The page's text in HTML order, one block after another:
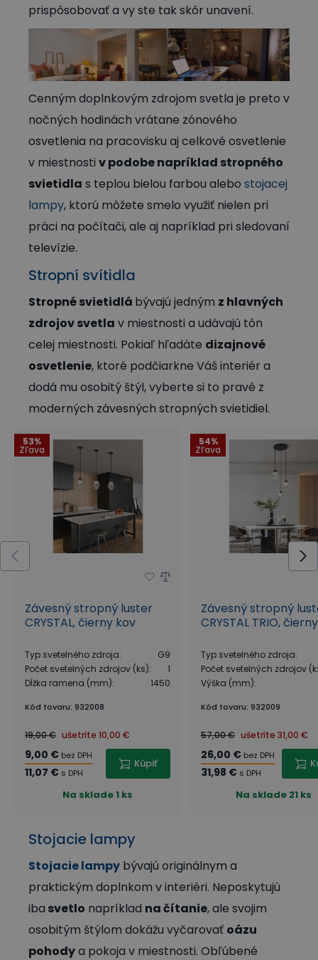
prispôsobovať a vy ste tak skôr unavení.
Cenným doplnkovým zdrojom svetla je preto v
nočných hodinách vrátane zónového
osvetlenia na pracovisku aj celkové osvetlenie
v miestnosti v podobe napríklad stropného
svietidla s teplou bielou farbou alebo stojacej
lampy, ktorú môžete smelo využiť nielen pri
práci na počítači, ale aj napríklad pri sledovaní
televízie.
Stropní svítidla
Stropné svietidlá bývajú jedným z hlavných
zdrojov svetla v miestnosti a udávajú tón
celej miestnosti. Pokiaľ hľadáte dizajnové
osvetlenie, ktoré podčiarkne Váš interiér a
dodá mu osobitý štýl, vyberte si to pravé z
moderných závesných stropných svietidiel.
53%
Zľava
Závesný stropný luster
CRYSTAL, čierny kov
Typ svetelného zdroja:
G9
Počet svetelných zdrojov (ks):
1
Dĺžka ramena (mm): 1450
Kód tovaru: 932008
19,00 € ušetríte 10,00 €
9,00 € bez DPH
11,07 € s DPH
Kúpiť
Na sklade1 ks
54%
Zľava
Závesný stropný
CRYSTAL TRIO,
Typ svetelného zdroja:
Počet svetelných zdrojov
Výška (mm):
Kód tovaru: 932009
57,00 € ušetríte 31,00 €
26,00 € bez DPH
31,98 € s DPH
Na sklade 21 ks
Stojacie lampy
Stojacie lampy bývajú originálnym a
praktickým doplnkom v interiéri. Neposkytujú
iba svetlo napríklad na čítanie, ale svojim
osobitým štýlom dokážu vyčarovať oázu
pohodya pokoja v miestnosti. Obľúbené